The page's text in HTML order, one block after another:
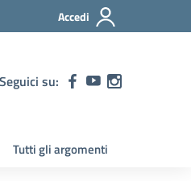
Accedi
Seguici su:
Tutti gli argomenti